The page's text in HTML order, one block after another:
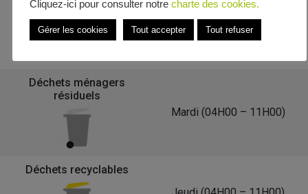
Retour à la liste des communes
Déchets ménagers
résiduels
Mardi (04H00 – 11H00)
Déchets recyclables
Cliquez-ici pour consulter notre charte des cookies.
Gérer les cookies Tout accepter Tout refuser